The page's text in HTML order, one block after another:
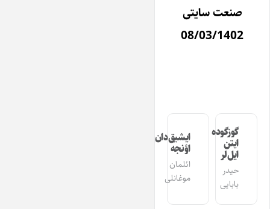
صنعت سایتی
08/03/1402
گوزگوده
ایتن
ایل‌لر
حیدر
بابایی
ایشیق‌دان
اؤنجه
ائلمان
موغانلی